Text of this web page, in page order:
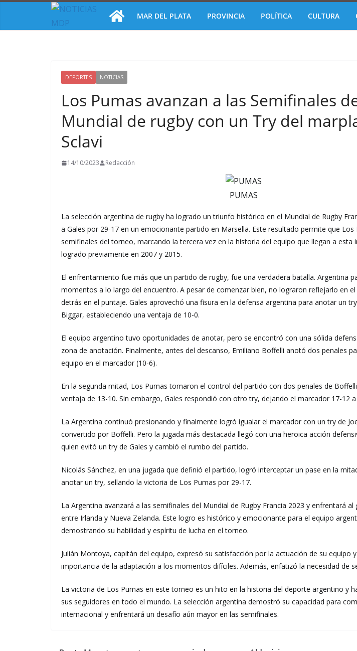
MAR DEL PLATA PROVINCIA POLÍTICA CULTURA
DEPORTES NOTICIAS
Los Pumas avanzan a las Semifinales
Mundial de rugby con un Try del
Sclavi
14/10/2023 Redacción
PUMAS
La selección argentina de rugby ha logrado un triunfo histórico en el Mundial de Rugby
a Gales por 29-17 en un emocionante partido en Marsella. Este resultado permite que Los
semifinales del torneo, marcando la tercera vez en la historia del equipo que llegan a esta
logrado previamente en 2007 y 2015.
El enfrentamiento fue más que un partido de rugby, fue una verdadera batalla. Argentina
momentos a lo largo del encuentro. A pesar de comenzar bien, no lograron reflejarlo en
detrás en el puntaje. Gales aprovechó una fisura en la defensa argentina para anotar un
Biggar, estableciendo una ventaja de 10-0.
El equipo argentino tuvo oportunidades de anotar, pero se encontró con una sólida
zona de anotación. Finalmente, antes del descanso, Emiliano Boffelli anotó dos penales
equipo en el marcador (10-6).
En la segunda mitad, Los Pumas tomaron el control del partido con dos penales de
ventaja de 13-10. Sin embargo, Gales respondió con otro try, dejando el marcador 17-12
La Argentina continuó presionando y finalmente logró igualar el marcador con un try de
convertido por Boffelli. Pero la jugada más destacada llegó con una heroica acción
quien evitó un try de Gales y cambió el rumbo del partido.
Nicolás Sánchez, en una jugada que definió el partido, logró interceptar un pase en la
anotar un try, sellando la victoria de Los Pumas por 29-17.
La Argentina avanzará a las semifinales del Mundial de Rugby Francia 2023 y enfrentará
entre Irlanda y Nueva Zelanda. Este logro es histórico y emocionante para el equipo
demostrando su habilidad y espíritu de lucha en el torneo.
Julián Montoya, capitán del equipo, expresó su satisfacción por la actuación de su equipo
importancia de la adaptación a los momentos difíciles. Además, enfatizó la necesidad de
La victoria de Los Pumas en este torneo es un hito en la historia del deporte argentino y
sus seguidores en todo el mundo. La selección argentina demostró su capacidad para
internacional y enfrentará un desafío aún mayor en las semifinales.